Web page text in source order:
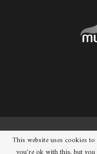
© 2026 - Chueca.
This website uses cookies